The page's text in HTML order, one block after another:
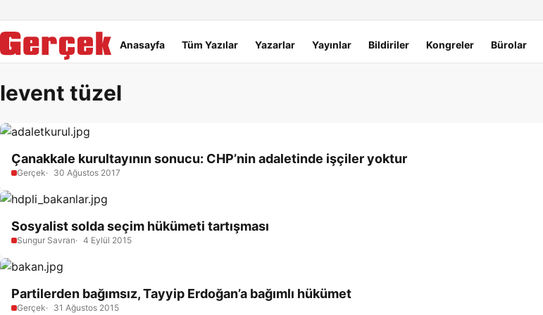
Ana menü
Anasayfa Tüm Yazılar Yazarlar Yayınlar Bildiriler Kongreler Bürolar
levent tüzel
Çanakkale kurultayının sonucu: CHP’nin adaletinde işçiler yoktur
Gerçek 30 Ağustos 2017
Sosyalist solda seçim hükümeti tartışması
Sungur Savran 4 Eylül 2015
Partilerden bağımsız, Tayyip Erdoğan’a bağımlı hükümet
Gerçek 31 Ağustos 2015